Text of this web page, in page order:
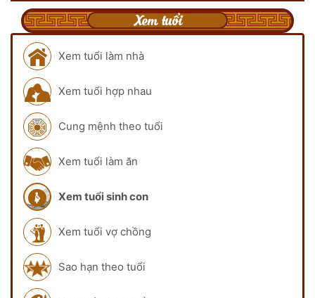
Xem tuổi
Xem tuổi làm nhà
Xem tuổi hợp nhau
Cung mệnh theo tuổi
Xem tuổi làm ăn
Xem tuổi sinh con
Xem tuổi vợ chồng
Sao hạn theo tuổi